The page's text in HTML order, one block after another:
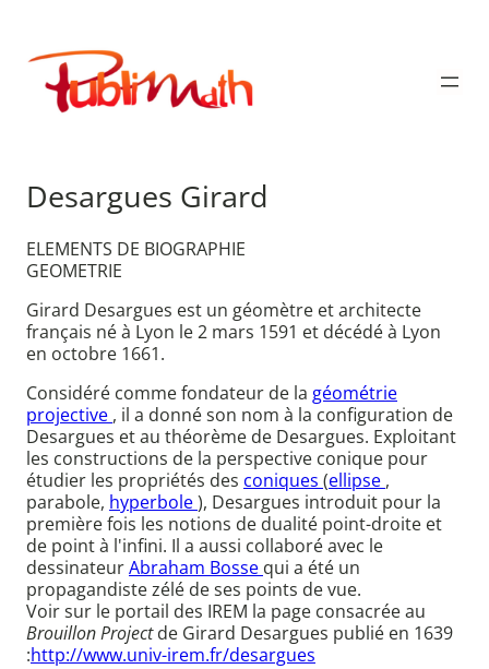
contenu
Publimath
Desargues Girard
ELEMENTS DE BIOGRAPHIE
GEOMETRIE
Girard Desargues est un géomètre et architecte
français né à Lyon le 2 mars 1591 et décédé à Lyon
en octobre 1661.
Considéré comme fondateur de la géométrie
projective , il a donné son nom à la configuration de
Desargues et au théorème de Desargues. Exploitant
les constructions de la perspective conique pour
étudier les propriétés des coniques (ellipse ,
parabole, hyperbole), Desargues introduit pour la
première fois les notions de dualité point-droite et
de point à l'infini. Il a aussi collaboré avec le
dessinateurAbraham Bosse qui a été un
propagandiste zélé de ses points de vue.
Voir sur le portail des IREM la page consacrée au
Brouillon Projectde Girard Desargues publié en 1639
:http://www.univ-irem.fr/desargues